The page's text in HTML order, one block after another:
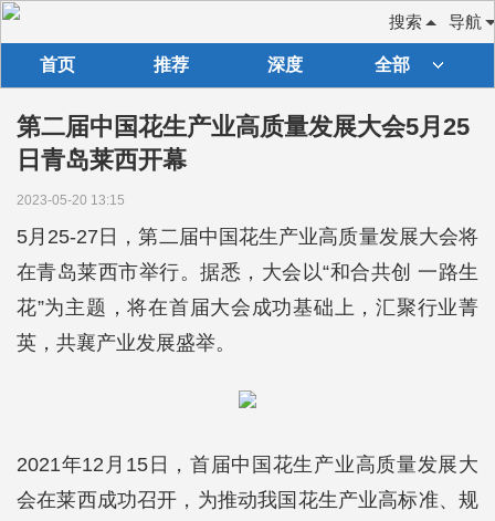
导航
搜索
首页 推荐 深度 全部
第二届中国花生产业高质量发展大会5月25
日青岛莱西开幕
2023-05-20 13:15
5月25-27日，第二届中国花生产业高质量发展大会将
在青岛莱西市举行。据悉，大会以“和合共创 一路生
花”为主题，将在首届大会成功基础上，汇聚行业菁
英，共襄产业发展盛举。
2021年12月15日，首届中国花生产业高质量发展大
会在莱西成功召开，为推动我国花生产业高标准、规